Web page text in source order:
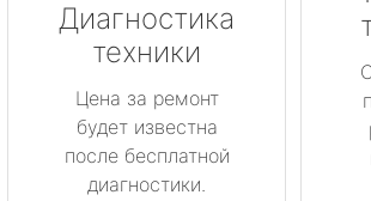
Диагностика
техники
Цена за ремонт
будет известна
после бесплатной
диагностики.